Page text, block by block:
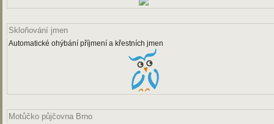
Skloňování jmen
Automatické ohýbání příjmení a křestních jmen
Motůčko půjčovna Brno